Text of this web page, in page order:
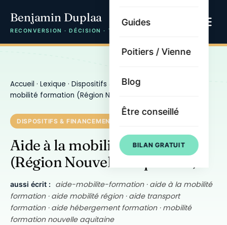
Benjamin Duplaa
RECONVERSION · DÉCISION · TRAJECTOIRE
Guides
Poitiers / Vienne
Blog
Être conseillé
BILAN GRATUIT
Accueil · Lexique · Dispositifs & financement
mobilité formation (Région Nouvelle-Aquitaine)
DISPOSITIFS & FINANCEMENT
Aide à la mobilité formation
(Région Nouvelle-Aquitaine)
aussi écrit :
aide-mobilite-formation · aide à la mobilité
formation · aide mobilité région · aide transport
formation · aide hébergement formation · mobilité
formation nouvelle aquitaine